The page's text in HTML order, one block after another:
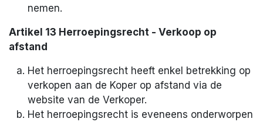
nemen.
Artikel 13 Herroepingsrecht - Verkoop op
afstand
Het herroepingsrecht heeft enkel betrekking op
verkopen aan de Koper op afstand via de
website van de Verkoper.
Het herroepingsrecht is eveneens onderworpen